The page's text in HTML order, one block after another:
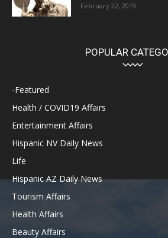
February 22, 2019
POPULAR
-Featured
Health / COVID19 Affairs
Entertainment Affairs
Hispanic NV Daily News
Life
Hispanic AZ Daily News
Tourism Affairs
Health Affairs
Beauty Affairs